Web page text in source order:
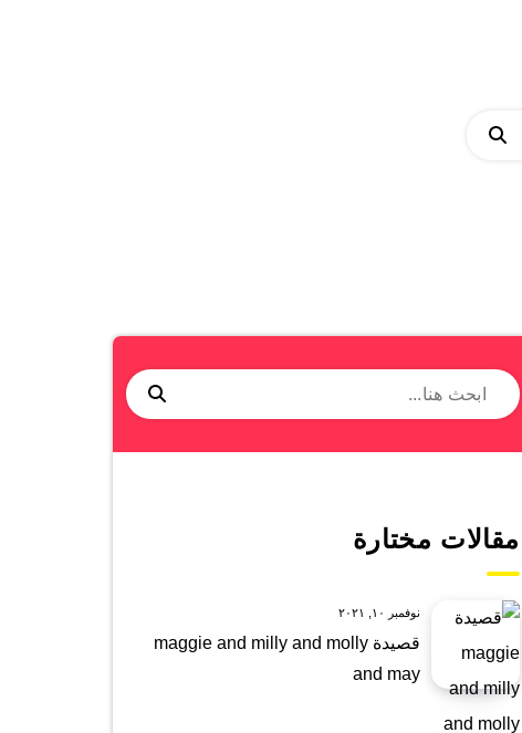
مقالات مختارة
نوفمبر ١٠, ٢٠٢١
قصيدة maggie and milly and molly
and may